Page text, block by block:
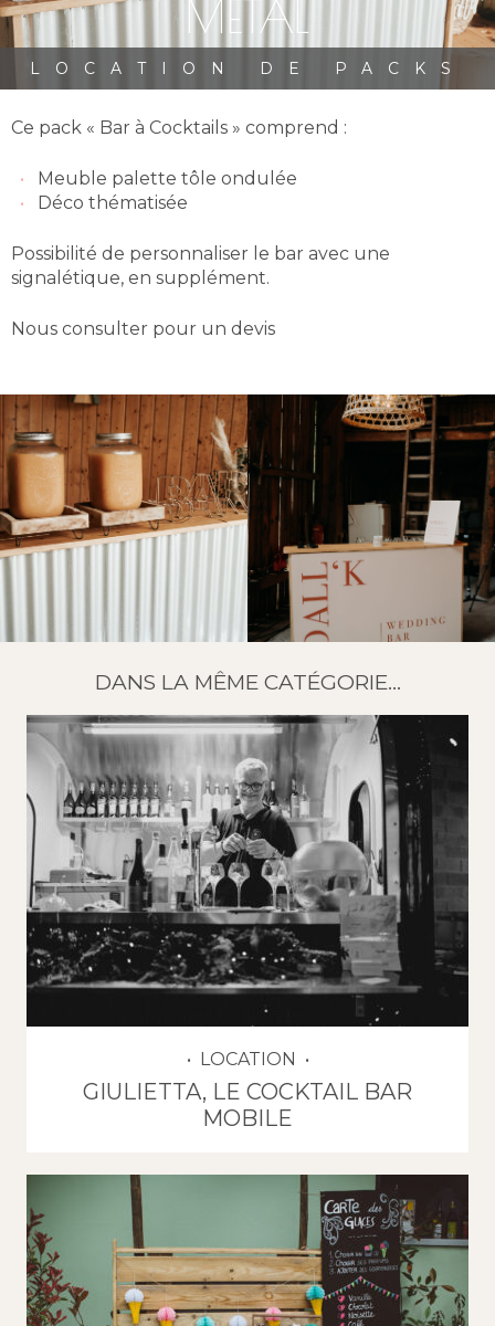
MÉTAL
LOCATION DE PACKS
Ce pack « Bar à Cocktails » comprend :
Meuble palette tôle ondulée
Déco thématisée
Possibilité de personnaliser le bar avec une
signalétique, en supplément.
Nous consulter pour un devis
DANS LA MÊME CATÉGORIE...
LOCATION
GIULIETTA, LE COCKTAIL BAR
MOBILE